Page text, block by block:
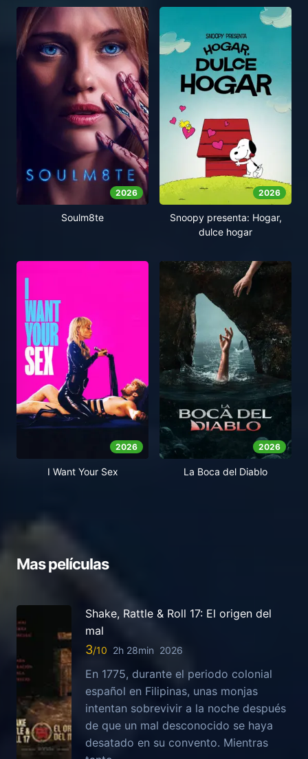
2026
Soulm8te
2026
Snoopy presenta: Hogar,
dulce hogar
2026
I Want Your Sex
2026
La Boca del Diablo
Mas películas
Shake, Rattle & Roll 17: El origen del
mal
3 2h 28min 2026
En 1775, durante el periodo colonial
español en Filipinas, unas monjas
intentan sobrevivir a la noche después
de que un mal desconocido se haya
desatado en su convento. Mientras